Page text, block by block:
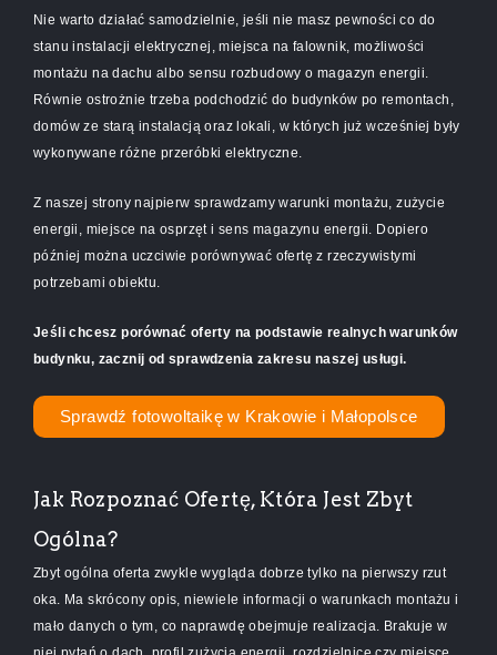
Nie warto działać samodzielnie, jeśli nie masz pewności co do
stanu instalacji elektrycznej, miejsca na falownik, możliwości
montażu na dachu albo sensu rozbudowy o magazyn energii.
Równie ostrożnie trzeba podchodzić do budynków po remontach,
domów ze starą instalacją oraz lokali, w których już wcześniej były
wykonywane różne przeróbki elektryczne.
Z naszej strony najpierw sprawdzamy warunki montażu, zużycie
energii, miejsce na osprzęt i sens magazynu energii. Dopiero
później można uczciwie porównywać ofertę z rzeczywistymi
potrzebami obiektu.
Jeśli chcesz porównać oferty na podstawie realnych warunków
budynku, zacznij od sprawdzenia zakresu naszej usługi.
Sprawdź fotowoltaikę w Krakowie i Małopolsce
Jak Rozpoznać Ofertę, Która Jest Zbyt
Ogólna?
Zbyt ogólna oferta zwykle wygląda dobrze tylko na pierwszy rzut
oka. Ma skrócony opis, niewiele informacji o warunkach montażu i
mało danych o tym, co naprawdę obejmuje realizacja. Brakuje w